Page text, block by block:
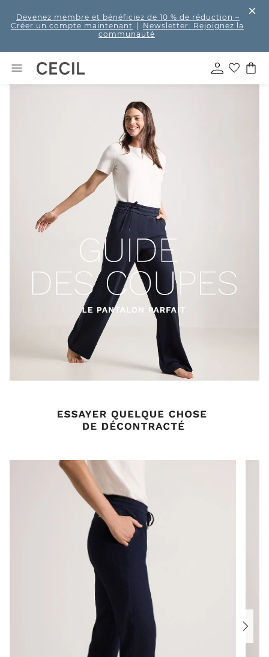
Devenez membre et bénéficiez de 10 % de réduction –
Créer un compte maintenant
Newsletter: Rejoignez la
communauté